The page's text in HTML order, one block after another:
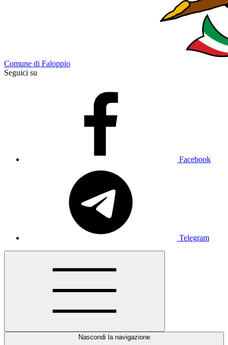
Comune di Faloppio
Seguici su
Facebook
Telegram
Nascondi la navigazione